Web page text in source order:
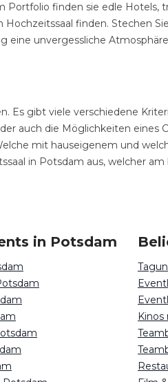
Portfolio finden sie edle Hotels,
finden. Stechen
eine unvergessliche
gibt viele verschiedene
auch die Möglichkeiten eines
mit hauseigenem und
in Potsdam aus, welcher
in Potsdam